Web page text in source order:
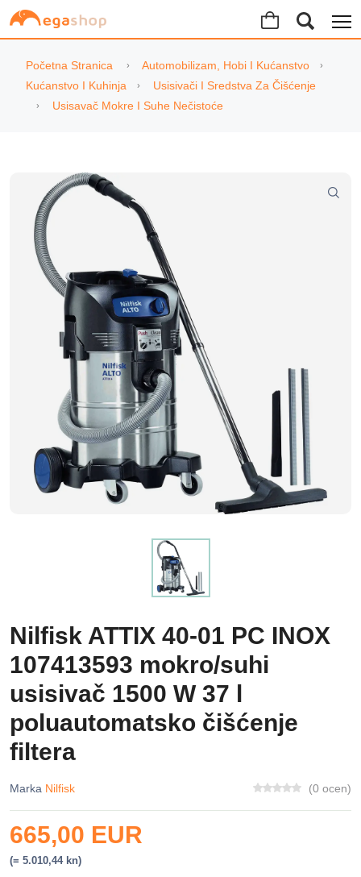
Početna Stranica
Automobilizam, Hobi I Kućanstvo
Kućanstvo I Kuhinja
Usisivači I Sredstva Za Čišćenje
Usisavač Mokre I Suhe Nečistoće
Nilfisk ATTIX 40-01 PC INOX
107413593 mokro/suhi
usisivač 1500 W 37 l
poluautomatsko čišćenje
filtera
Marka Nilfisk (0 ocen)
665,00 EUR
(= 5.010,44 kn)